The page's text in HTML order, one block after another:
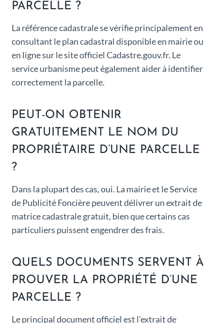
PARCELLE ?
La référence cadastrale se vérifie principalement en
consultant le plan cadastral disponible en mairie ou
en ligne sur le site officiel Cadastre.gouv.fr. Le
service urbanisme peut également aider à identifier
correctement la parcelle.
PEUT-ON OBTENIR
GRATUITEMENT LE NOM DU
PROPRIÉTAIRE D’UNE PARCELLE
?
Dans la plupart des cas, oui. La mairie et le Service
de Publicité Foncière peuvent délivrer un extrait de
matrice cadastrale gratuit, bien que certains cas
particuliers puissent engendrer des frais.
QUELS DOCUMENTS SERVENT À
PROUVER LA PROPRIÉTÉ D’UNE
PARCELLE ?
Le principal document officiel est l’extrait de